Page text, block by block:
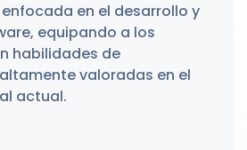
en el desarrollo y
equipando a los
habilidades de
valoradas en el
actual.